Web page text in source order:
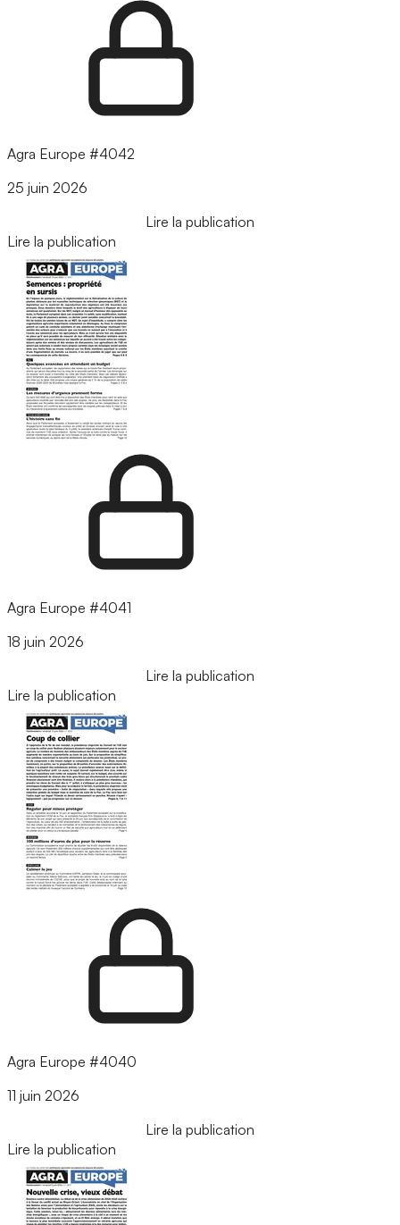
Agra Europe #4042
25 juin 2026
Lire la publication
Lire la publication
Agra Europe #4041
18 juin 2026
Lire la publication
Lire la publication
Agra Europe #4040
11 juin 2026
Lire la publication
Lire la publication